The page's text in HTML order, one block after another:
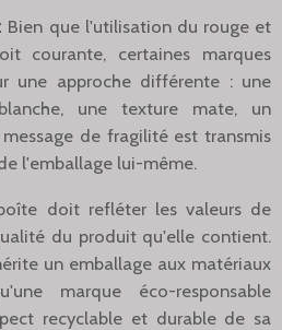
Bien que l'utilisation du rouge et
courante, certaines marques
une approche différente : une
une texture mate, un
de fragilité est transmis
l'emballage lui-même.
doit refléter les valeurs de
du produit qu'elle contient.
un emballage aux matériaux
marque éco-responsable
recyclable et durable de sa